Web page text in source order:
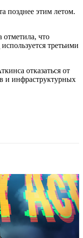
позднее этим летом.
отметила, что
третьими
отказаться от
и инфраструктурных